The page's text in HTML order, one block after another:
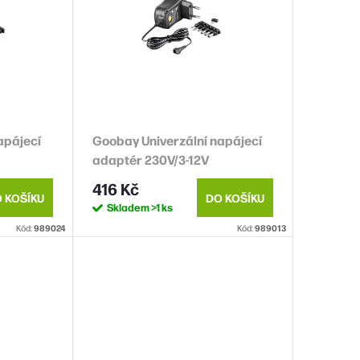
KOŠÍKU
Kód:989024
Goobay Univerzální napájecí
adaptér 230V/3-12V
stejnosměrný 1000mA
416 Kč
Skladem>1 ks
DO KOŠÍKU
Kód:989013